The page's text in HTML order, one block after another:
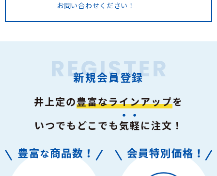
お問い合わせください！
新規会員登録
井上定の豊富なラインアップを
いつでもどこでも気軽に注文！